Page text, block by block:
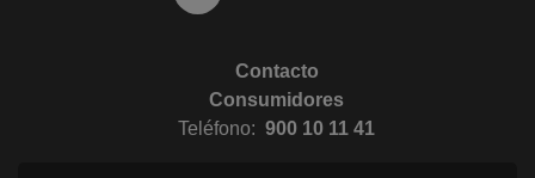
Contacto
Consumidores
Teléfono: 900 10 11 41